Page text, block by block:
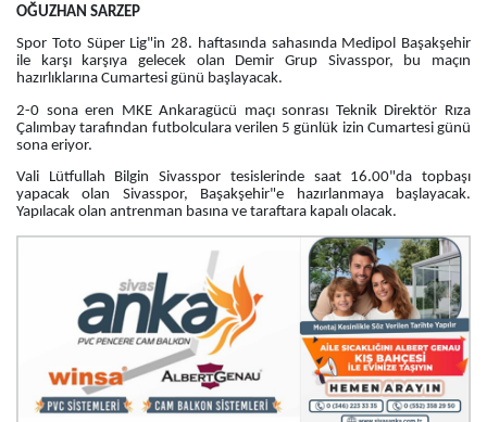
OĞUZHAN SARZEP
Spor Toto Süper Lig"in 28. haftasında sahasında Medipol Başakşehir
ile karşı karşıya gelecek olan Demir Grup Sivasspor, bu maçın
hazırlıklarına Cumartesi günü başlayacak.
2-0 sona eren MKE Ankaragücü maçı sonrası Teknik Direktör Rıza
Çalımbay tarafından futbolculara verilen 5 günlük izin Cumartesi günü
sona eriyor.
Vali Lütfullah Bilgin Sivasspor tesislerinde saat 16.00"da topbaşı
yapacak olan Sivasspor, Başakşehir"e hazırlanmaya başlayacak.
Yapılacak olan antrenman basına ve taraftara kapalı olacak.